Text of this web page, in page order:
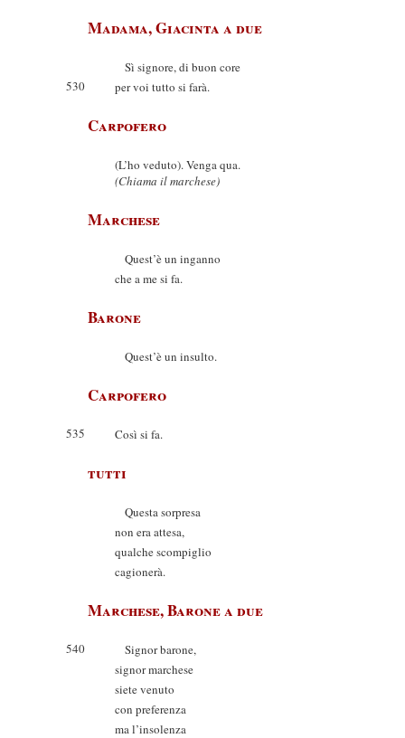
Madama, Giacinta a due
Sì signore, di buon core
530
per voi tutto si farà.
Carpofero
(L’ho veduto). Venga qua.
(Chiama il marchese)
Marchese
Quest’è un inganno
che a me si fa.
Barone
Quest’è un insulto.
Carpofero
535 Così si fa.
tutti
Questa sorpresa
non era attesa,
qualche scompiglio
cagionerà.
Marchese, Barone a due
540
Signor barone,
signor marchese
siete venuto
con preferenza
ma l’insolenza